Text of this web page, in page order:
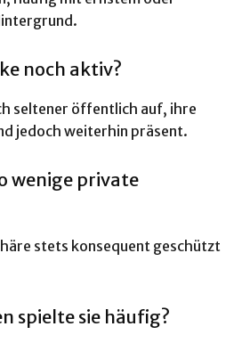
noch aktiv?
seltener öffentlich auf, ihre
jedoch weiterhin präsent.
wenige private
stets konsequent geschützt
spielte sie häufig?